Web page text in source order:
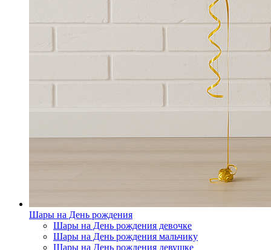
Шары на День рождения
Шары на День рождения девочке
Шары на День рождения мальчику
Шары на День рождения девушке